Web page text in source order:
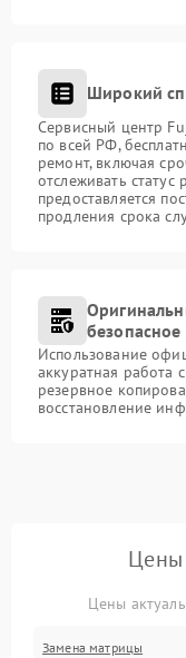
Широкий
Сервисный центр
по всей РФ,
ремонт, включая
отслеживать
предоставляется
продления срока
Использование
аккуратная работа
резервное
восстановление
Цены
Цены
Замена матрицы